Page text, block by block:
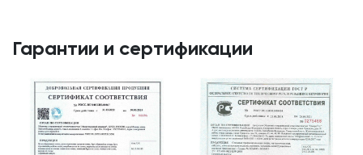
Гарантии и сертификации